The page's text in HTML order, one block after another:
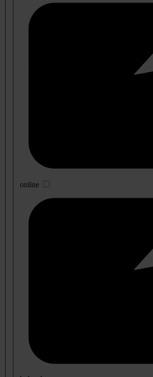
online